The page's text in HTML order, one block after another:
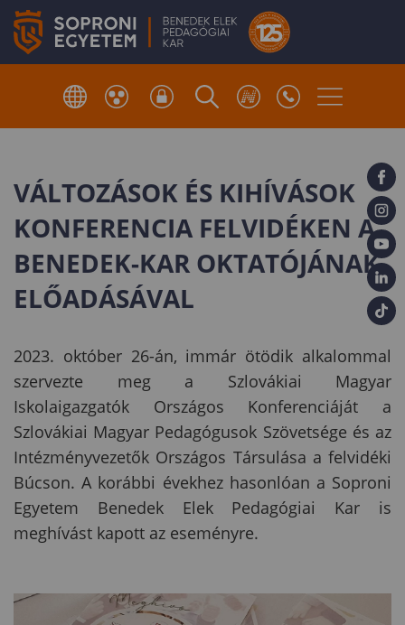
VÁLTOZÁSOK ÉS KIHÍVÁSOK
KONFERENCIA FELVIDÉKEN A
BENEDEK-KAR OKTATÓJÁNAK
ELŐADÁSÁVAL
2023. október 26-án, immár ötödik alkalommal
szervezte meg a Szlovákiai Magyar
Iskolaigazgatók Országos Konferenciáját a
Szlovákiai Magyar Pedagógusok Szövetsége és az
Intézményvezetők Országos Társulása a felvidéki
Búcson. A korábbi évekhez hasonlóan a Soproni
Egyetem Benedek Elek Pedagógiai Kar is
meghívást kapott az eseményre.